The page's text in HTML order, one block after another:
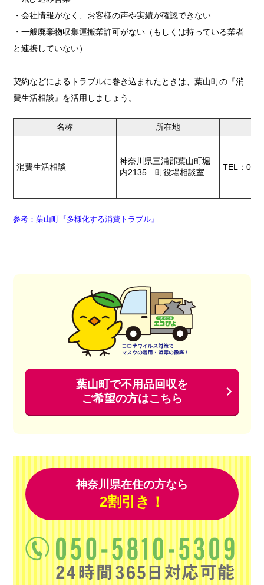
・会社情報がなく、お客様の声や実績が確認できない
・一般廃棄物収集運搬業許可がない（もしくは持っている業者
と連携していない）
契約などによるトラブルに巻き込まれたときは、葉山町の『消
費生活相談』を活用しましょう。
名称 所在地
消費生活相談
神奈川県三浦郡葉山町堀
内2135 町役場相談室
TEL：
参考：葉山町『多様化する消費トラブル』
葉山町で不用品回収を
ご希望の方はこちら
神奈川県在住の方なら
2割引き！